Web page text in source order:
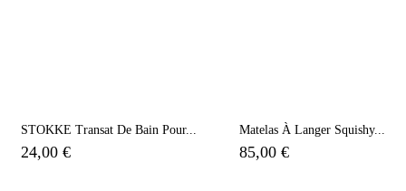
STOKKE Transat De Bain Pour...
24,00 €
Matelas À Langer Squishy...
85,00 €